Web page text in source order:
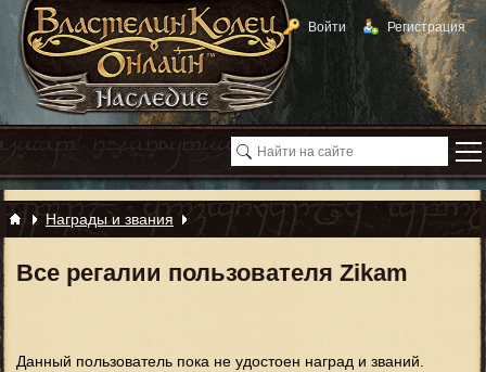
Войти Регистрация
Награды и звания
Все регалии пользователя Zikam
Данный пользователь пока не удостоен наград и званий.